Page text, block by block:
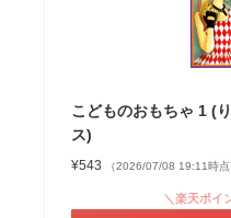
こどものおもちゃ 1 (
ス)
¥543 （2026/07/08 19:11時点
＼楽天ポイ